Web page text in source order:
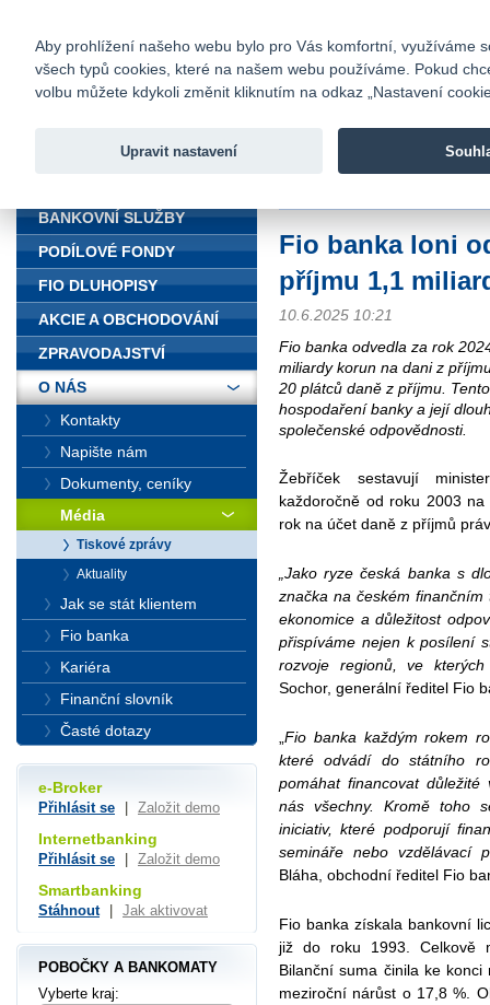
Fio banka
Fio banka
Fio banka loni
příjmu 1,1
10.6.2025 10:21
Fio banka odvedla za rok
miliardy korun na dani z
20 plátců daně z příjmu.
hospodaření banky a její
společenské odpovědnosti.
Žebříček sestavují
každoročně od roku 2003
rok na účet daně z příjmů
„Jako ryze česká banka s
značka na českém
ekonomice a důležitost
přispíváme nejen k posílení
rozvoje regionů, ve kterých
Sochor, generální ředitel Fio
Fio banka každým rokem
které odvádí do státního
pomáhat financovat
nás všechny. Kromě toho
iniciativ, které podporují
semináře nebo vzdělávací
Bláha, obchodní ředitel Fio
Fio banka získala bankovní
již do roku 1993. Celkově
Bilanční suma činila ke
meziroční nárůst o 17,8 %.
BANKOVNÍ SLUŽBY
PODÍLOVÉ FONDY
FIO DLUHOPISY
AKCIE A OBCHODOVÁNÍ
ZPRAVODAJSTVÍ
O NÁS
Kontakty
Napište nám
Dokumenty, ceníky
Média
Tiskové zprávy
Aktuality
Jak se stát klientem
Fio banka
Kariéra
Finanční slovník
Časté dotazy
e-Broker
Přihlásit se Založit demo
Internetbanking
Přihlásit se Založit demo
Smartbanking
Stáhnout Jak aktivovat
POBOČKY A BANKOMATY
Vyberte kraj:
Aby prohlížení našeho webu bylo pro Vás komfortní, využíváme
všech typů cookies, které na našem webu používáme. Pokud
volbu můžete kdykoli změnit kliknutím na odkaz „Nastavení
Upravit nastavení